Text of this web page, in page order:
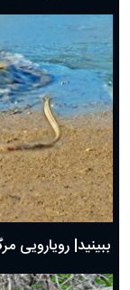
ببینید| رویارویی